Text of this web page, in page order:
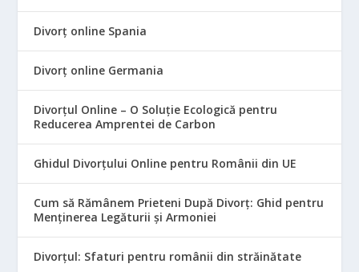
Divorț online Spania
Divorț online Germania
Divorțul Online – O Soluție Ecologică pentru
Reducerea Amprentei de Carbon
Ghidul Divorțului Online pentru Românii din UE
Cum să Rămânem Prieteni După Divorț: Ghid pentru
Menținerea Legăturii și Armoniei
Divorțul: Sfaturi pentru românii din străinătate